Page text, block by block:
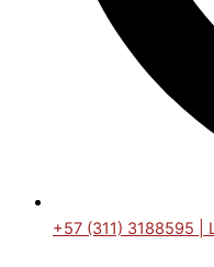
+57 (311) 3188595 |